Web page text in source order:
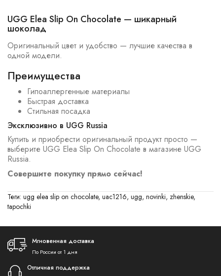
UGG Elea Slip On Chocolate — шикарный
шоколад
Оригинальный цвет и удобство — лучшие качества в
одной модели.
Преимущества
Гипоаллергенные материалы
Быстрая доставка
Стильная посадка
Эксклюзивно в UGG Russia
Купить и приобрести оригинальный продукт просто —
выберите UGG Elea Slip On Chocolate в магазине UGG
Russia.
Совершите покупку прямо сейчас!
Теги: ugg elea slip on chocolate, uac1216, ugg, novinki, zhenskie,
tapochki
Мгновенная доставка
По России от 1 дня
Отличная поддержка